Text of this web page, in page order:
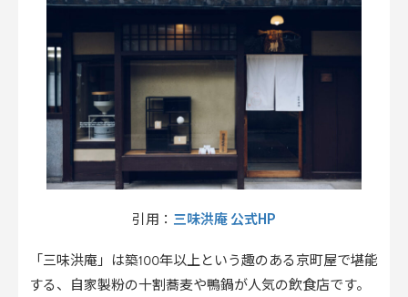
引用： 三味洪庵 公式HP
「三味洪庵」は築100年以上という趣のある京町屋で堪能
する、自家製粉の十割蕎麦や鴨鍋が人気の飲食店です。